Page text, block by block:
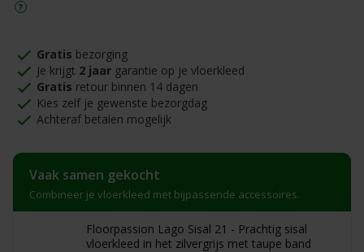
Gratis bezorging
Je krijgt 2 jaar garantie op je vloerkleed
Gratis retour binnen 14 dagen
Kies zelf je gewenste bezorgdag
Achteraf betalen mogelijk
Vaak samen gekocht
Combineer je vloerkleed met bijpassende accessoires.
Floorpassion Lago Sisal 21 - Prachtig sisal
vloerkleed in het zilvergrijs met taupe band